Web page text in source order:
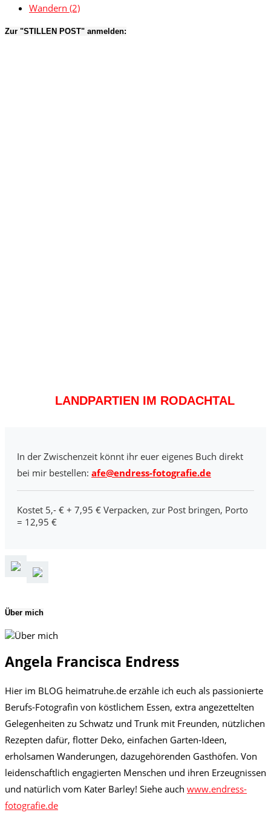
Wandern (2)
Zur "STILLEN POST" anmelden:
LANDPARTIEN IM RODACHTAL
In der Zwischenzeit könnt ihr euer eigenes Buch direkt
bei mir bestellen: afe@endress-fotografie.de
Kostet 5,- € + 7,95 € Verpacken, zur Post bringen, Porto
= 12,95 €
Über mich
Angela Francisca Endress
Hier im BLOG heimatruhe.de erzähle ich euch als passionierte
Berufs-Fotografin von köstlichem Essen, extra angezettelten
Gelegenheiten zu Schwatz und Trunk mit Freunden, nützlichen
Rezepten dafür, flotter Deko, einfachen Garten-Ideen,
erholsamen Wanderungen, dazugehörenden Gasthöfen. Von
leidenschaftlich engagierten Menschen und ihren Erzeugnissen
und natürlich vom Kater Barley! Siehe auch www.endress-
fotografie.de